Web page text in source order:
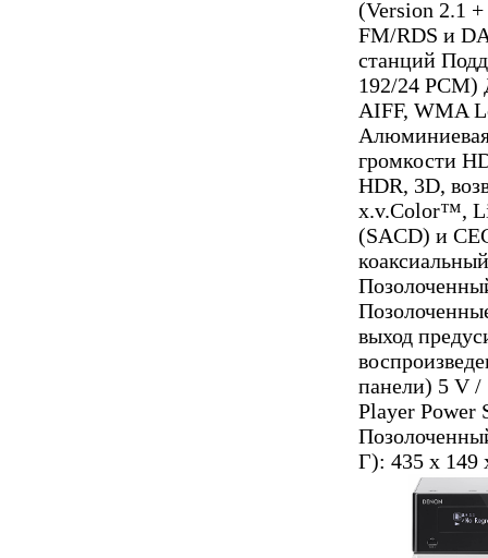
(Version 2.1
FM/RDS и
станций
192/24 PCM)
AIFF, WMA
громкости
HDR, 3D,
x.v.Color™,
(SACD) и
выход
панели) 5 V /
Player Power
Г): 435 x 149